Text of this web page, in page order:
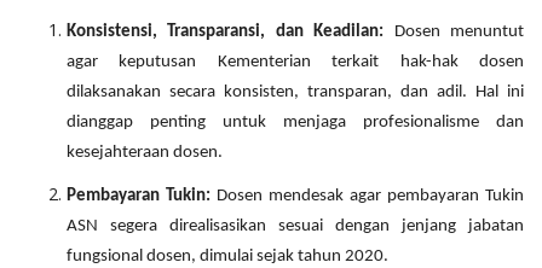
Konsistensi, Transparansi, dan Keadilan: Dosen menuntut
agar keputusan Kementerian terkait hak-hak dosen
dilaksanakan secara konsisten, transparan, dan adil. Hal ini
dianggap penting untuk menjaga profesionalisme dan
kesejahteraan dosen.
Pembayaran Tukin: Dosen mendesak agar pembayaran Tukin
ASN segera direalisasikan sesuai dengan jenjang jabatan
fungsional dosen, dimulai sejak tahun 2020.